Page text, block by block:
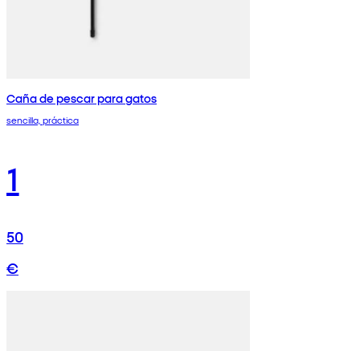
Caña de pescar para gatos
sencilla, práctica
1
50
€